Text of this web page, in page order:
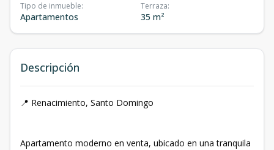
Tipo de inmueble:
Apartamentos
Terraza:
35 m²
Descripción
📍 Renacimiento, Santo Domingo
Apartamento moderno en venta, ubicado en una tranquila